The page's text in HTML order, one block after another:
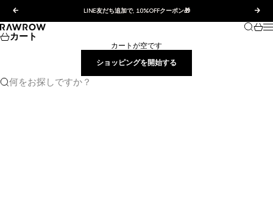
前へ LINE友だち追加で, 10%OFFクーポン🎁
次へ
RAWROW JAPAN
検索カー
カート
カートが空です
ショッピングを開始する
何をお探しですか？